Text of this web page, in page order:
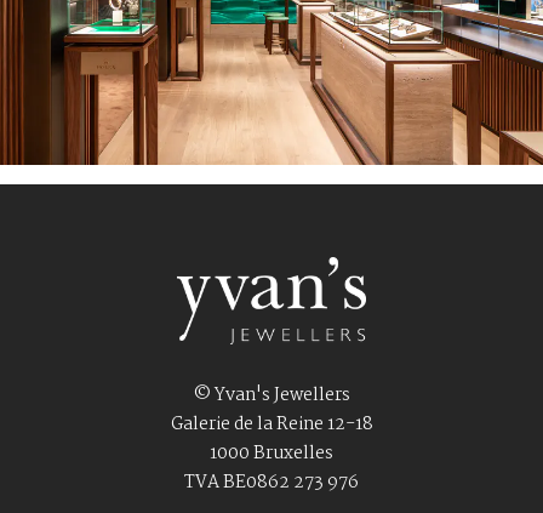
© Yvan's Jewellers
Galerie de la Reine 12-18
1000 Bruxelles
TVA BE0862 273 976